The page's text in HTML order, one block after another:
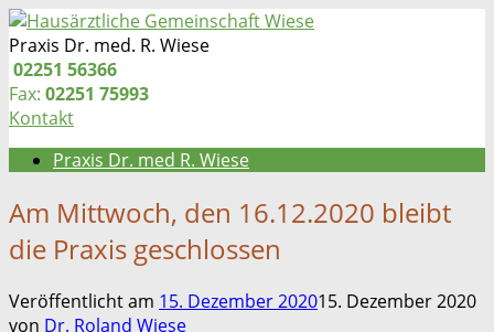
Zum
Inhalt
springen
Praxis Dr. med. R. Wiese
Telefon:
02251 56366
Fax: 02251 75993
Kontakt
Praxis Dr. med R. Wiese
Am Mittwoch, den 16.12.2020 bleibt
die Praxis geschlossen
Veröffentlicht am 15. Dezember 202015. Dezember 2020
von Dr. Roland Wiese